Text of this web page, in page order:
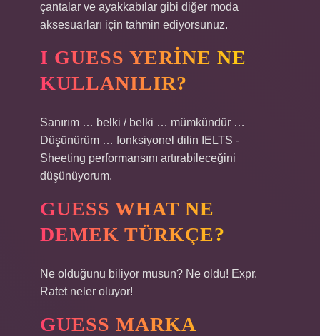
çantalar ve ayakkabılar gibi diğer moda
aksesuarları için tahmin ediyorsunuz.
I GUESS YERINE NE
KULLANILIR?
Sanırım … belki / belki … mümkündür …
Düşünürüm … fonksiyonel dilin IELTS -
Sheeting performansını artırabileceğini
düşünüyorum.
GUESS WHAT NE
DEMEK TÜRKÇE?
Ne olduğunu biliyor musun? Ne oldu! Expr.
Ratet neler oluyor!
GUESS MARKA